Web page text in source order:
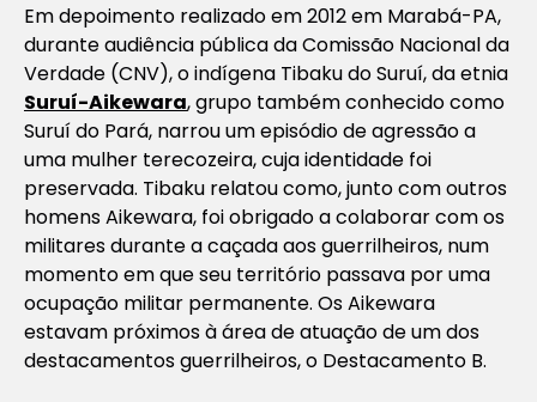
Em depoimento realizado em 2012 em Marabá-PA,
durante audiência pública da Comissão Nacional da
Verdade (CNV), o indígena Tibaku do Suruí, da etnia
Suruí-Aikewara, grupo também conhecido como
Suruí do Pará, narrou um episódio de agressão a
uma mulher terecozeira, cuja identidade foi
preservada. Tibaku relatou como, junto com outros
homens Aikewara, foi obrigado a colaborar com os
militares durante a caçada aos guerrilheiros, num
momento em que seu território passava por uma
ocupação militar permanente. Os Aikewara
estavam próximos à área de atuação de um dos
destacamentos guerrilheiros, o Destacamento B.